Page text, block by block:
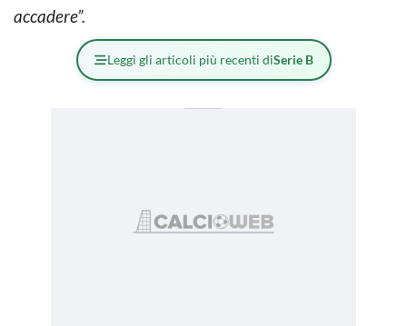
accadere”.
Leggi gli articoli più recenti diSerie B